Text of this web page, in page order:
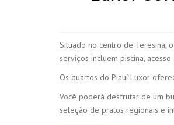
Situado no centro de Teresina,
serviços incluem piscina,
Os quartos do Piauí Luxor
Você poderá desfrutar de um
seleção de pratos regionais e